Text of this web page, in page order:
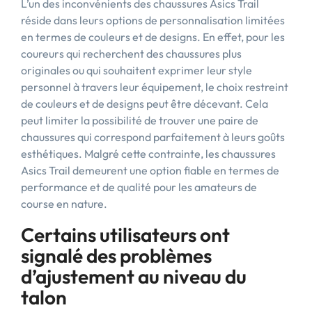
L’un des inconvénients des chaussures Asics Trail
réside dans leurs options de personnalisation limitées
en termes de couleurs et de designs. En effet, pour les
coureurs qui recherchent des chaussures plus
originales ou qui souhaitent exprimer leur style
personnel à travers leur équipement, le choix restreint
de couleurs et de designs peut être décevant. Cela
peut limiter la possibilité de trouver une paire de
chaussures qui correspond parfaitement à leurs goûts
esthétiques. Malgré cette contrainte, les chaussures
Asics Trail demeurent une option fiable en termes de
performance et de qualité pour les amateurs de
course en nature.
Certains utilisateurs ont
signalé des problèmes
d’ajustement au niveau du
talon